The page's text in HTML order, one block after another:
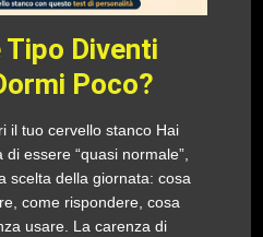
Tipo Diventi
Poco?
il tuo cervello stanco Hai
essere “quasi normale”,
scelta della giornata: cosa
come rispondere, cosa
usare. La carenza di